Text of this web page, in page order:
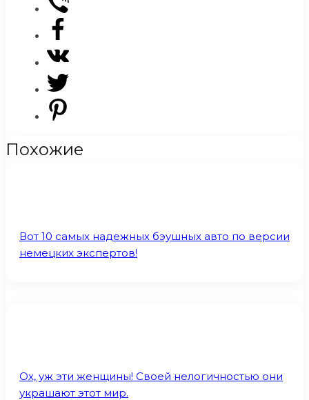
Похожие
Вот 10 самых надежных бэушных авто по версии
немецких экспертов!
Ох, уж эти женщины! Своей нелогичностью они
украшают этот мир.